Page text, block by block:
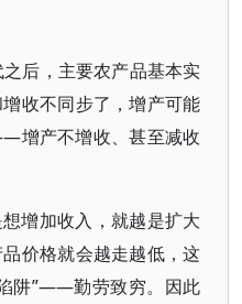
后，主要农产品基本实
收不同步了，增产可能
增产不增收、甚至减收
增加收入，就越是扩大
价格就会越走越低，这
阱”——勤劳致穷。因此